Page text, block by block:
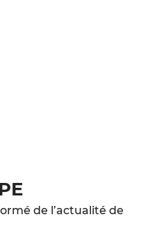
de l’actualité de